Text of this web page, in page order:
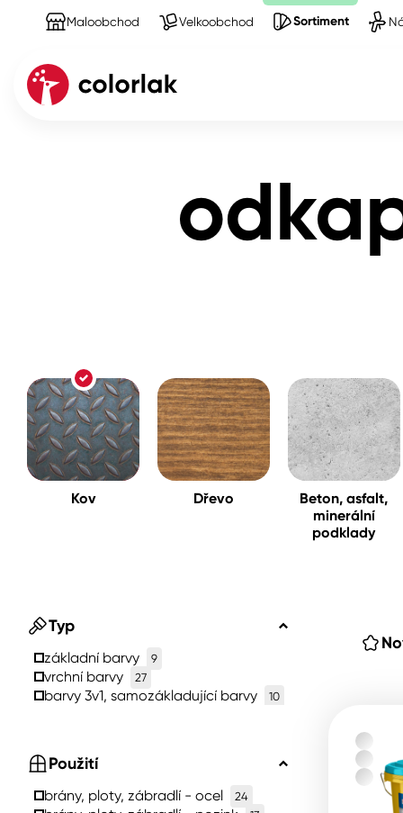
Maloobchod Velkoobchod Sortiment
Dřevo
Beton, asfalt, minerální
Fasády
Spreje
Ředidla, tužidla, čističe,
kapaliny
Kov Dřevo
Beton, asfalt,
minerální
podklady
Typ
základní barvy 9
vrchní barvy 27
barvy 3v1, samozákladující barvy 10
Použití
brány, ploty, zábradlí - ocel 24